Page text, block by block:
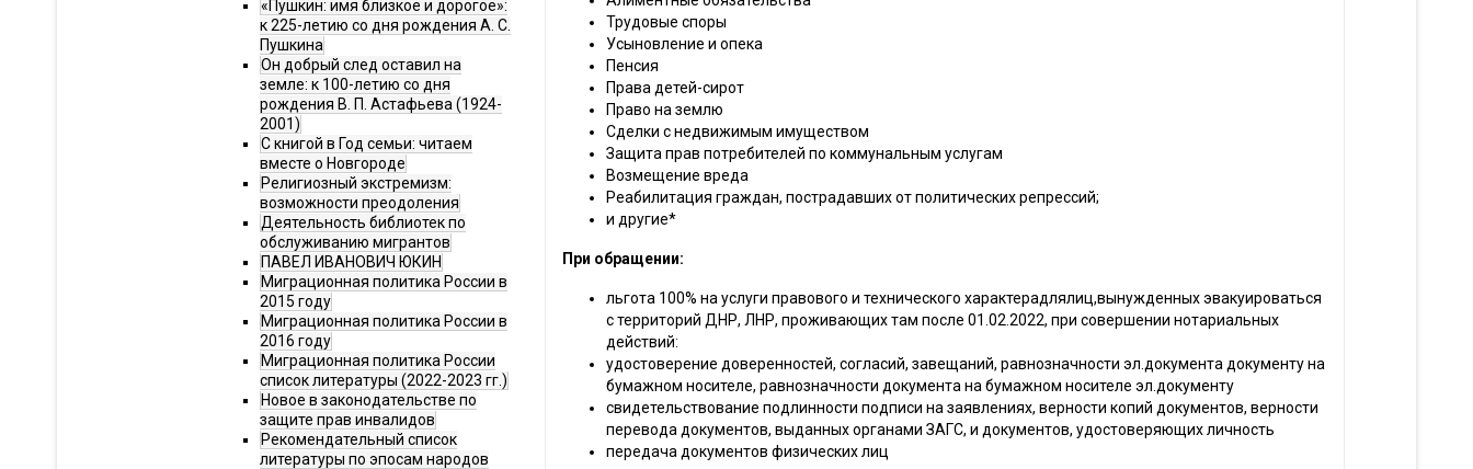
«Пушкин: имя близкое и дорогое»:
к 225-летию со дня рождения А. С.
Пушкина
Он добрый след оставил на
земле: к 100-летию со дня
рождения В. П. Астафьева (1924-
2001)
С книгой в Год семьи: читаем
вместе о Новгороде
Религиозный экстремизм:
возможности преодоления
Деятельность библиотек по
обслуживанию мигрантов
ПАВЕЛ ИВАНОВИЧ ЮКИН
Миграционная политика России в
2015 году
Миграционная политика России в
2016 году
Миграционная политика России
список литературы (2022-2023 гг.)
Новое в законодательстве по
защите прав инвалидов
Рекомендательный список
литературы по эпосам народов
Трудовые споры
Усыновление и опека
Пенсия
Права детей-сирот
Право на землю
Сделки с недвижимым имуществом
Защита прав потребителей по коммунальным услугам
Возмещение вреда
Реабилитация граждан, пострадавших от политических репрессий;
и другие*
При обращении:
льгота 100% на услуги правового и технического характерадлялиц,вынужденных эвакуироваться
с территорий ДНР, ЛНР, проживающих там после 01.02.2022, при совершении нотариальных
действий:
удостоверение доверенностей, согласий, завещаний, равнозначности эл.документа документу на
бумажном носителе, равнозначности документа на бумажном носителе эл.документу
свидетельствование подлинности подписи на заявлениях, верности копий документов, верности
перевода документов, выданных органами ЗАГС, и документов, удостоверяющих личность
передача документов физических лиц